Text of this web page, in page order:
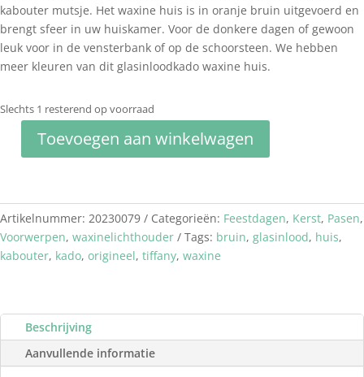
kabouter mutsje. Het waxine huis is in oranje bruin uitgevoerd en
brengt sfeer in uw huiskamer. Voor de donkere dagen of gewoon
leuk voor in de vensterbank of op de schoorsteen. We hebben
meer kleuren van dit glasinloodkado waxine huis.
Slechts 1 resterend op voorraad
Glasinloodkado
bruin
aantal
Toevoegen aan winkelwagen
Artikelnummer: 20230079 Categorieën: Feestdagen, Kerst, Pasen,
Voorwerpen, waxinelichthouder Tags: bruin, glasinlood, huis,
kabouter, kado, origineel, tiffany, waxine
Beschrijving
Aanvullende informatie